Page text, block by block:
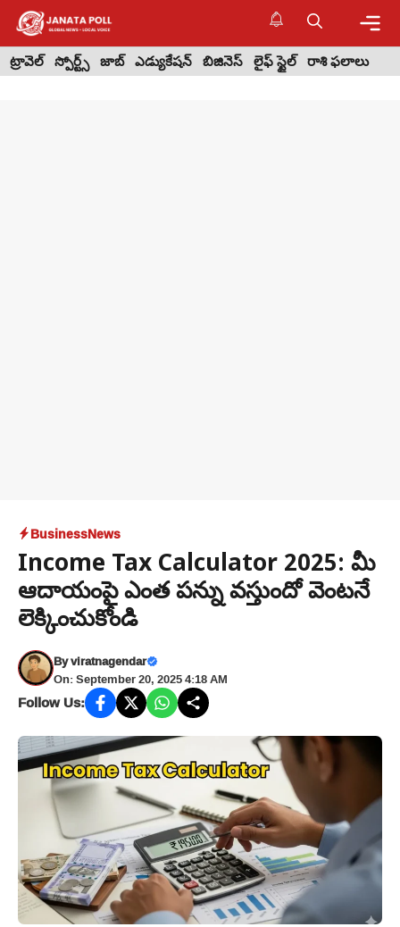
Skip
content
ట్రావెల్ స్పోర్ట్స్ జాబ్ ఎడ్యుకేషన్ బిజినెస్ లైఫ్ స్టైల్ రాశి ఫలాలు
BusinessNews
Income Tax Calculator 2025: మీ
ఆదాయంపై ఎంత పన్ను వస్తుందో వెంటనే
లెక్కించుకోండి
Byviratnagendar
On: September 20, 2025 4:18 AM
Follow Us: